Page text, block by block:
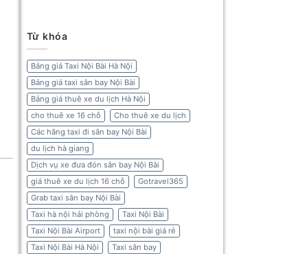
Từ khóa
Bảng giá Taxi Nội Bài Hà Nội
Bảng giá taxi sân bay Nội Bài
Bảng giá thuê xe du lịch Hà Nội
cho thuê xe 16 chỗ
Cho thuê xe du lịch
Các hãng taxi đi sân bay Nội Bài
du lịch hà giang
Dịch vụ xe đưa đón sân bay Nội Bài
giá thuê xe du lịch 16 chỗ
Gotravel365
Grab taxi sân bay Nội Bài
Taxi hà nội hải phòng
Taxi Nội Bài
Taxi Nội Bài Airport
taxi nội bài giá rẻ
Taxi Nội Bài Hà Nội
Taxi sân bay